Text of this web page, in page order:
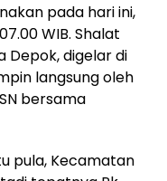
pada hari ini,
WIB. Shalat
Depok, digelar di
langsung oleh
bersama
pula, Kecamatan